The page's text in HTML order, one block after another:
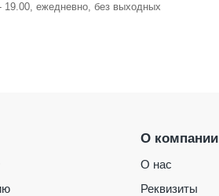
19.00, ежедневно, без выходных
О компании
О нас
Реквизиты